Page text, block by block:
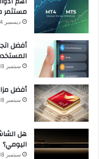
مستثمر
ديسمبر 14, 2025
أفضل
المستخدم
سبتمبر 18, 2025
أفضل
سبتمبر 18, 2025
هل
اليومي؟
سبتمبر 18, 2025